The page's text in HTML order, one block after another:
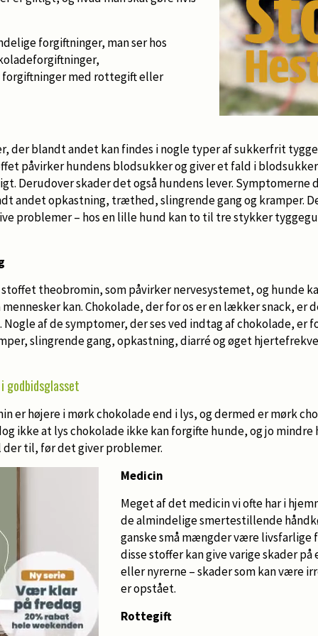
forgiftninger, man ser hos
med rottegift eller
der blandt andet kan findes i nogle typer af sukkerfrit
påvirker hundens blodsukker og giver et fald i
Derudover skader det også hundens lever. Symptomerne
andet opkastning, træthed, slingrende gang og kramper.
problemer – hos en lille hund kan to til tre stykker
theobromin, som påvirker nervesystemet, og hunde
kan. Chokolade, der for os er en lækker snack,
af de symptomer, der ses ved indtag af chokolade, er
slingrende gang, opkastning, diarré og øget
godbidsglasset
er højere i mørk chokolade end i lys, og dermed er mørk
ikke at lys chokolade ikke kan forgifte hunde, og jo mindre
der til, før det giver problemer.
Medicin
Meget af det medicin vi ofte har i
de almindelige smertestillende
ganske små mængder være livsfarlige
disse stoffer kan give varige skader
eller nyrerne – skader som kan være
er opstået.
Rottegift